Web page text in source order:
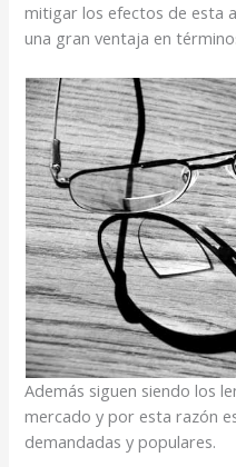
mitigar los efectos de esta
una gran ventaja en
Además siguen siendo los
mercado y por esta razón
demandadas y populares.